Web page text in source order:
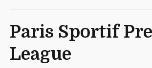
Paris Sportif
League